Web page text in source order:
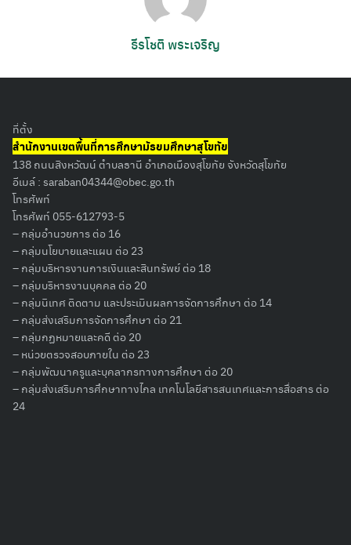
Search
for:
ธีรโชติ พระเจริญ
ที่ตั้ง
สำนักงานเขตพื้นที่การศึกษามัธยมศึกษาสุโขทัย
138 ถนนสิงหวัฒน์ ตำบลธานี อำเภอเมืองสุโขทัย จังหวัดสุโขทัย
อีเมล์ : saraban04344@obec.go.th
โทรศัพท์
โทรศัพท์ 055-612793-5
– กลุ่มอำนวยการ ต่อ 16
– กลุ่มนโยบายและแผน ต่อ 23
– กลุ่มบริหารงานการเงินและสินทรัพย์ ต่อ 18
– กลุ่มบริหารงานบุคคล ต่อ 20
– กลุ่มนิเทศ ติดตาม และประเมินผลการจัดการศึกษา ต่อ 14
– กลุ่มส่งเสริมการจัดการศึกษา ต่อ 21
– กลุ่มกฏหมายและคดี ต่อ 20
– หน่วยตรวจสอบภายใน ต่อ 23
– กลุ่มพัฒนาครูและบุคลากรทางการศึกษา ต่อ 20
– กลุ่มส่งเสริมการศึกษาทางไกล เทคโนโลยีสารสนเทศและการสื่อสาร ต่อ
24